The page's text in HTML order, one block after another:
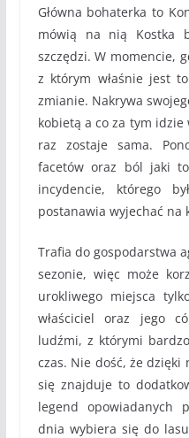
Główna bohaterka to
mówią na nią Kostka
szczędzi. W momencie,
z którym właśnie jest
zmianie. Nakrywa
kobietą a co za tym
raz zostaje sama.
facetów oraz ból jaki
incydencie, którego
postanawia wyjechać na
Trafia do gospodarstwa
sezonie, więc może
urokliwego miejsca
właściciel oraz jego
ludźmi, z którymi
czas. Nie dość, że
się znajduje to
legend opowiadanych
dnia wybiera się do